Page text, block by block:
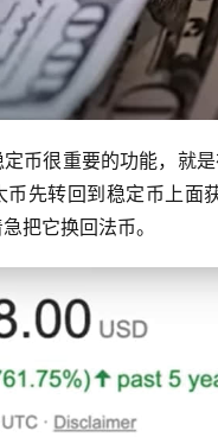
币很重要的功能，就
币先转回到稳定币上面
把它换回法币。